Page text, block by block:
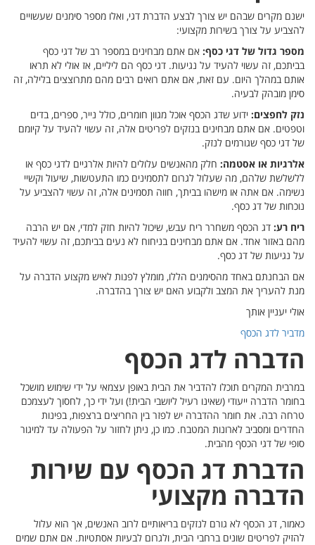
ישנם מקרים שבהם יש צורך לבצע הדברת דגי, ואלו מספר סימנים שעשויים
להצביע על צורך בשירות מקצועי:
מספר גדול של דגי כסף: אם אתם מבחינים במספר רב של דגי כסף
בביתכם, זה עשוי להעיד על נגיעות. דגי כסף הם ליליים, אז אולי לא תראו
אותם במהלך היום. עם זאת, אם אתם רואים רבים מהם מתרוצצים בלילה, זה
סימן מובהק לבעיה.
נזק לחפצים: ידוע שדג הכסף אוכל מגוון חומרים, כולל נייר, ספרים, בדים
וטפטים. אם אתם מבחינים בנזקים לפריטים אלה, זה עשוי להעיד על קיומם
של דגי כסף שגורמים לנזק.
אלרגיות או אסטמה: חלק מהאנשים עלולים להיות אלרגיים לדגי כסף או
ללשלשת שלהם, מה שעלול לגרום לתסמינים כמו התעטשות, שיעול וקשיי
נשימה. אם אתה או מישהו בביתך, חווה תסמינים אלה, זה עשוי להצביע על
נוכחות של דג כסף.
ריח רע: דג הכסף משחרר ריח עבש, שיכול להיות חזק למדי, אם יש הרבה
מהם באזור אחד. אם אתם מבחינים בניחוח לא נעים בביתכם, זה עשוי להעיד
על נגיעות של דג כסף.
אם הבחנתם באחד מהסימנים הללו, מומלץ לפנות לאיש מקצוע הדברה על
מנת להעריך את המצב ולקבוע האם יש צורך בהדברה.
אולי יעניין אותך
מדביר לדג הכסף
הדברה לדג הכסף
במרבית המקרים תוכלו להדביר את הבית באופן עצמאי על ידי שימוש מושכל
בחומר הדברה ייעודי (שאינו רעיל ליושבי הבית!) ועל ידי כך, לחסוך לעצמכם
טרחה רבה. את חומר ההדברה יש לפזר בין החריצים ברצפות, בפינות
החדרים ומסביב לארונות המטבח. כמו כן, ניתן לחזור על הפעולה עד למיגור
סופי של דגי הכסף מהבית.
הדברת דג הכסף עם שירות
הדברה מקצועי
כאמור, דג הכסף לא גורם לנזקים בריאותיים לרוב האנשים, אך הוא עלול
להזיק לפריטים שונים ברחבי הבית, ולגרום לבעיות אסתטיות. אם אתם שמים